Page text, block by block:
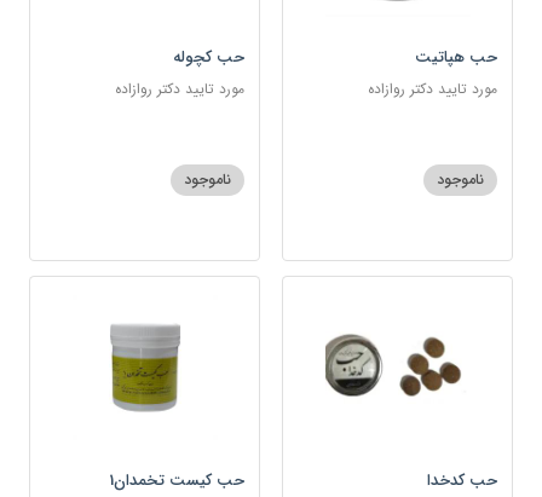
حب هپاتیت
مورد تایید دکتر روازاده
ناموجود
حب کچوله
مورد تایید دکتر روازاده
ناموجود
حب کدخدا حب کیست تخمدان1